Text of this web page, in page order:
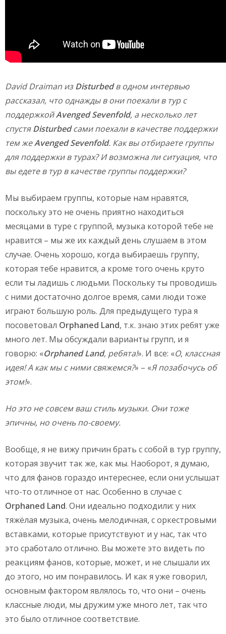
DavidDraiman изDisturbedв одном интервью
рассказал, что однажды в они поехали в тур с
поддержкойAvengedSevenfold, а несколько лет
спустяDisturbedсами поехали в качестве поддержки
тем жеAvengedSevenfold. Как вы отбираете группы
для поддержки в турах? И возможна ли ситуация, что
вы едете в тур в качестве группы поддержки?
Мы выбираем группы, которые нам нравятся,
поскольку это не очень приятно находиться
месяцами в туре с группой, музыка которой тебе не
нравится – мы же их каждый день слушаем в этом
случае. Очень хорошо, когда выбираешь группу,
которая тебе нравится, а кроме того очень круто
если ты ладишь с людьми. Поскольку ты проводишь
с ними достаточно долгое время, сами люди тоже
играют большую роль. Для предыдущего тура я
посоветовал Orphaned Land, т.к. знаю этих ребят уже
много лет. Мы обсуждали варианты групп, и я
говорю: «OrphanedLand, ребята!». И все: «О, классная
идея! А как мы с ними свяжемся?» – «Я позабочусь об
этом!».
Но это не совсем ваш стиль музыки. Они тоже
эпичны, но очень по-своему.
Вообще, я не вижу причин брать с собой в тур группу,
которая звучит так же, как мы. Наоборот, я думаю,
что для фанов гораздо интереснее, если они услышат
что-то отличное от нас. Особенно в случае с
Orphaned Land. Они идеально подходили: у них
тяжёлая музыка, очень мелодичная, с оркестровыми
вставками, которые присутствуют и у нас, так что
это сработало отлично. Вы можете это видеть по
реакциям фанов, которые, может, и не слышали их
до этого, но им понравилось. И как я уже говорил,
основным фактором являлось то, что они – очень
классные люди, мы дружим уже много лет, так что
это было отличное соответствие.